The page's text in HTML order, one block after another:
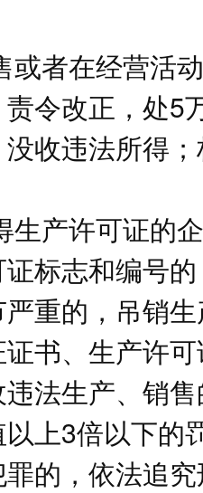
或者在经营活
令改正，处5
收违法所得
生产许可证的
标志和编号
重的，吊销
书、生产许
法生产、销
上3倍以下的
的，依法追